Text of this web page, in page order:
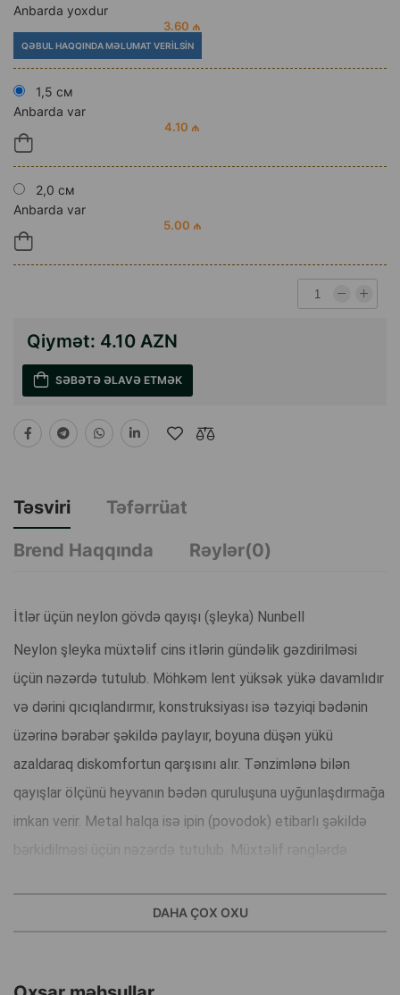
Anbarda yoxdur
3.60 ₼
QƏBUL HAQQINDA MƏLUMAT VERILSIN
1,5 см
Anbarda var
4.10 ₼
2,0 см
Anbarda var
5.00 ₼
Qiymət: 4.10 AZN
SƏBƏTƏ ƏLAVƏ ETMƏK
Təsviri
Təfərrüat
Brend Haqqında
Rəylər(0)
İtlər üçün neylon gövdə qayışı (şleyka) Nunbell
Neylon şleyka müxtəlif cins itlərin gündəlik gəzdirilməsi
üçün nəzərdə tutulub. Möhkəm lent yüksək yükə davamlıdır
və dərini qıcıqlandırmır, konstruk­siyası isə təzyiqi bədənin
üzərinə bərabər şəkildə paylayır, boyuna düşən yükü
azaldaraq diskomfortun qarşısını alır. Tənzimlənə bilən
qayışlar ölçünü heyvanın bədən quruluşuna uyğunlaşdırmağa
imkan verir. Metal halqa isə ipin (povodok) etibarlı şəkildə
bərkidilməsi üçün nəzərdə tutulub. Müxtəlif rənglərdə
DAHA ÇOX OXU